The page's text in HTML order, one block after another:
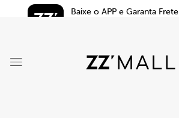
Baixe o APP e Garanta Frete